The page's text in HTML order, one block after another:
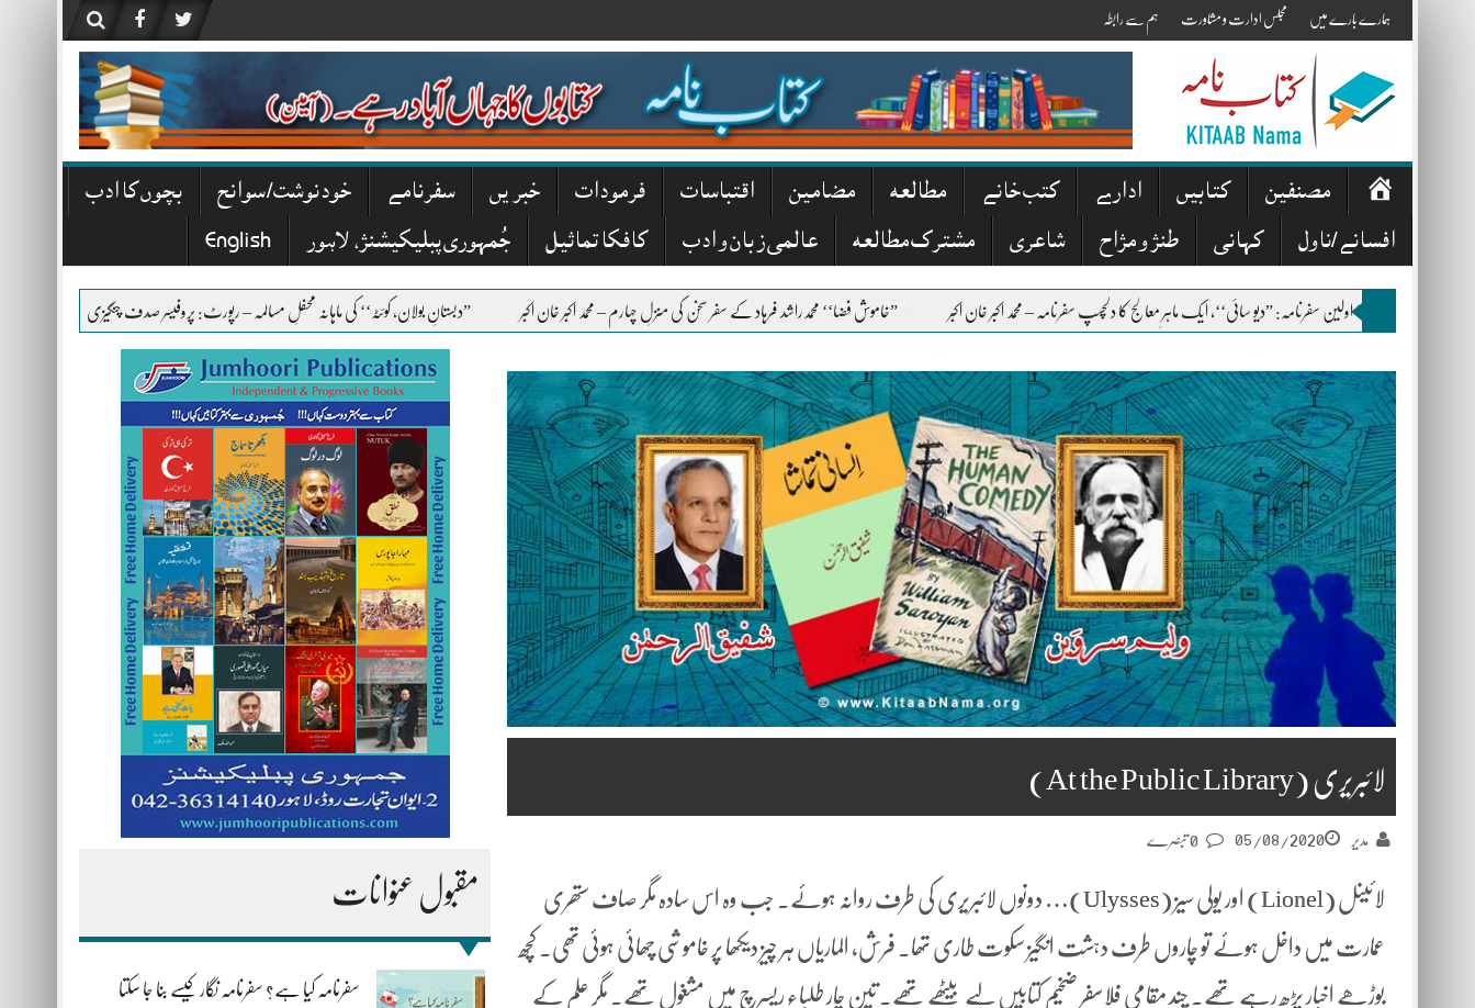
to
content
ہمارے بارے میں مجلس ادارت و مشاورت ہم سے رابطہ
صفحہ
اوّل
مصنفین کتابیں ادارے کتب خانے مطالعہ مضامین اقتباسات فرمودات خبریں سفرنامے خودنوشت/ سوانح
بچوں کا ادب
افسانے/ناول
کہانی طنز و مزاح شاعری مشترک مطالعہ عالمی زبان و ادب کافکا تماثیل جُمہوری پبلیکیشنز، لاہور English
کا اولین سفرنامہ: ”دیو سائی‘‘، ایک ماہرِ معالج کا دلچسپ سفرنامہ – محمد اکبر خان اکبر ”خاموش فضا‘‘ محمدراشد فرہاد کے سفر سخن کی منزلِ چہارم – محمد اکبر خان اکبر ”دبستانِ بولان، کوئٹہ‘‘ کی ماہانہ محفلِ مسالمہ – رپورٹ: پروفیسر صدف چنگیزی ”منکر نکیر‘‘، سید معین
مقبول عنوانات
سفرنامہ کیا ہے؟ سفرنامہ نگار کیسے بنا جا سکتا
لائبریری (At the Public Library)
مدیر 05/08/2020
لائینل (Lionel) اور یولی سیز (Ulysses)… دونوں لائبریری کی طرف روانہ ہوئے. جب وہ اس سادہ مگر صاف ستھری
عمارت میں داخل ہوئے تو چاروں طرف دہشت انگیز سکوت طاری تھا. فرش، الماریاں ہر چیز دیکھا پر خاموشی چھائی ہوئی تھی. کچھ
بوڑھے اخبار پڑھ رہے تھے. چند مقامی فلاسفر ضخیم کتابیں لیے بیٹھے تھے. تین چار طلباء ریسرچ میں مشغول تھے. مگر علم کے